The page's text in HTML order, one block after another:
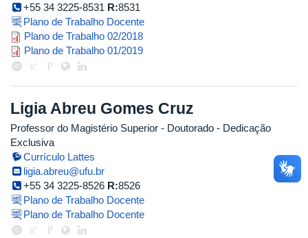
+55 34 3225-8531 R:8531
Plano de Trabalho Docente
Plano de Trabalho 02/2018
Plano de Trabalho 01/2019
Ligia Abreu Gomes Cruz
Professor do Magistério Superior - Doutorado - Dedicação
Exclusiva
Currículo Lattes
ligia.abreu@ufu.br
+55 34 3225-8526 R:8526
Plano de Trabalho Docente
Plano de Trabalho Docente